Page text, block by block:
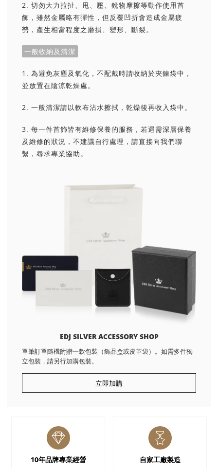
2. 切勿大力拉扯、甩、壓、銳物摩擦等動作使用首
飾，雖然金屬略有彈性，但反覆凹折會造成金屬疲
勞，產生相當程度之磨損、變形、斷裂。
一般收納及清潔
1. 為避免灰塵及氧化，不配戴時請收納於夾鍊袋中，
並放置在陰涼乾燥處。
2. 一般清潔請以軟布沾水擦拭，乾燥後再收入袋中。
3. 每一件首飾皆有維修保養的服務，若遇需深層保養
及維修的狀況，不建議自行處理，請直接向我們聯
繫，尋求專業協助。
EDJ SILVER ACCESSORY SHOP
單筆訂單隨機附贈一款包裝（飾品盒或皮革袋）。如需多件獨
立包裝，請另行加購包裝。
立即加購
10年品牌專業經營 自家工廠製造